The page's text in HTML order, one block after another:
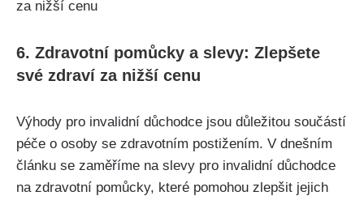
6. Zdravotní pomůcky a slevy: Zlepšete
své zdraví za nižší cenu
Výhody pro invalidní důchodce jsou důležitou součástí
péče o osoby se zdravotním postižením. V dnešním
článku se zaměříme na slevy pro invalidní důchodce
na zdravotní pomůcky, které pomohou zlepšit jejich